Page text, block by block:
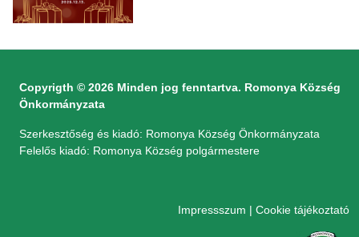
Copyrigth © 2026 Minden jog fenntartva. Romonya Község
Önkormányzata
Szerkesztőség és kiadó: Romonya Község Önkormányzata
Felelős kiadó: Romonya Község polgármestere
Impressszum | Cookie tájékoztató